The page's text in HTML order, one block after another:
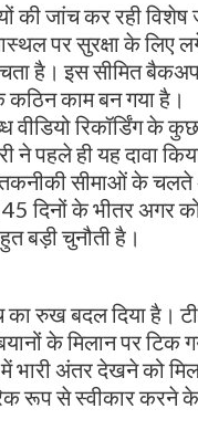
की जांच कर रही
पर सुरक्षा के लिए
बचता है। इस सीमित
कठिन काम बन गया है।
रिकॉर्डिंग के
पहले ही यह दावा
तकनीकी सीमाओं के
दिनों के भीतर अगर
बड़ी चुनौती है।
रुख बदल दिया है।
के मिलान पर टिक
भारी अंतर देखने को
रूप से स्वीकार करने